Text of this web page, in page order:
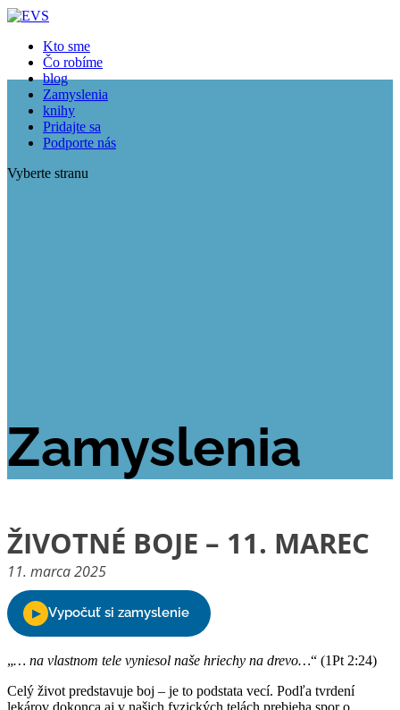
Kto sme
Čo robíme
blog
Zamyslenia
knihy
Pridajte sa
Podporte nás
Vyberte stranu
Zamyslenia
ŽIVOTNÉ BOJE – 11. MAREC
11. marca 2025
„… na vlastnom tele vyniesol naše hriechy na drevo…“ (1Pt 2:24)
Celý život predstavuje boj – je to podstata vecí. Podľa tvrdení
lekárov dokonca aj v našich fyzických telách prebieha spor o